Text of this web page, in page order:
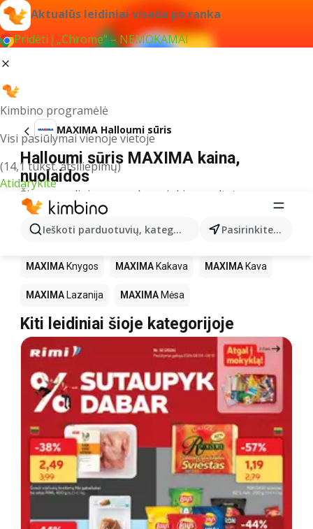
Aktualūs leidiniai visada po ranka
Pridėti į „Chrome“ – NEMOKAMAI
Kimbino programėlė
Visi pasiūlymai vienoje vietoje
(14,1 tūkst. atsiliepimų)
Atidarykite
Ieškoti parduotuvių, kategorijų, produktų... Pasirinkite miestą
MAXIMA Halloumi sūris
Halloumi sūris MAXIMA kaina,
nuolaidos
Šiuo pavadinimu neradome jokių rezultatų
Kiti produktai parduotuvėse MAXIMA
MAXIMA LEGO MAXIMA Gėrimai MAXIMA
MAXIMA Knygos MAXIMA Kakava MAXIMA Kava
MAXIMA Lazanija MAXIMA Mėsa
Kiti leidiniai šioje kategorijoje